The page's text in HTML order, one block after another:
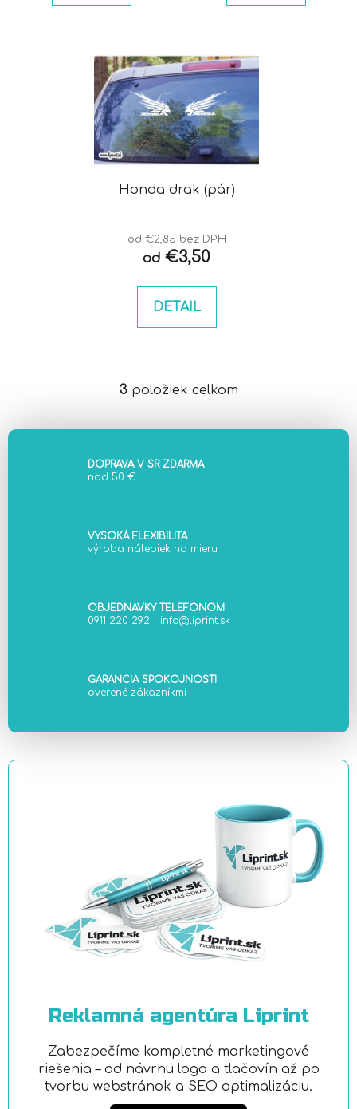
Honda drak (pár)
od €2,85 bez DPH
od €3,50
DETAIL
O
l
d
e
p
k
y
p
i
u
3položiek celkom
DOPRAVA V SR ZDARMA
nad 50 €
VYSOKÁ FLEXIBILITA
výroba nálepiek na mieru
OBJEDNÁVKY TELEFÓNOM
0911 220 292
info@liprint.sk
GARANCIA SPOKOJNOSTI
overené zákazníkmi
Reklamná agentúra Liprint
Zabezpečíme kompletné marketingové
riešenia – od návrhu loga a tlačovín až po
tvorbu webstránok a SEO optimalizáciu.